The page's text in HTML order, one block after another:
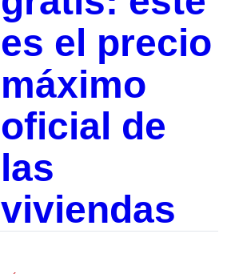
es el precio
máximo
oficial de
las
viviendas